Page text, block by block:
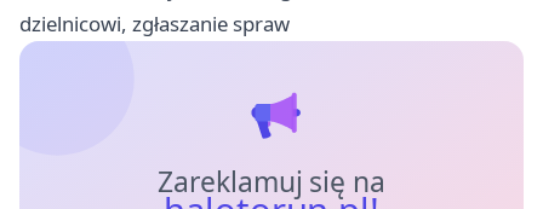
dzielnicowi, zgłaszanie spraw
Zareklamuj się na